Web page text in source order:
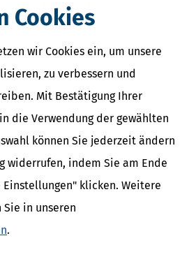
Cookies
wir Cookies ein, um unsere
zu verbessern und
Mit Bestätigung Ihrer
die Verwendung der gewählten
können Sie jederzeit ändern
widerrufen, indem Sie am Ende
Einstellungen" klicken. Weitere
in unseren
.
von Banken, IHK, HWK,
Öffentlich-rechtliche
Gründerbank des Bundes
Dachverband